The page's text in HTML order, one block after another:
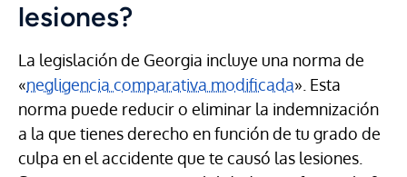
lesiones?
La legislación de Georgia incluye una norma de
«negligencia comparativa modificada». Esta
norma puede reducir o eliminar la indemnización
a la que tienes derecho en función de tu grado de
culpa en el accidente que te causó las lesiones.